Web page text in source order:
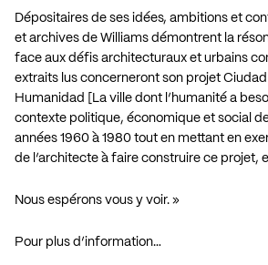
Dépositaires de ses idées, ambitions et
et archives de Williams démontrent la
face aux défis architecturaux et urbains
extraits lus concerneront son projet
Humanidad [La ville dont l’humanité a
contexte politique, économique et social
années 1960 à 1980 tout en mettant en
de l’architecte à faire construire ce projet,
Nous espérons vous y voir. »
Pour plus d’information…